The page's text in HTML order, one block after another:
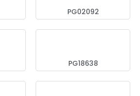
PG02092
PG18638